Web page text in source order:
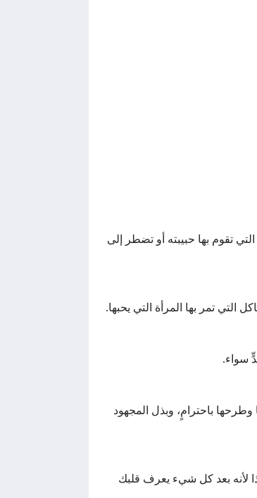
تقوم بها حبيبته أو تضطر إلى
تمر بها المرأة التي يحبها.
سواء.
باحترامٍ، وبذل المجهود
لأنه بعد كل شيء يعرف قلبك